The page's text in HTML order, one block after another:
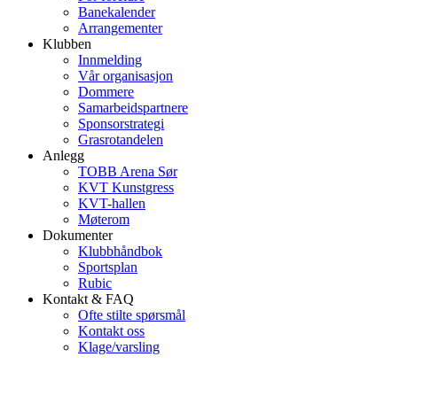
Banekalender
Arrangementer
Klubben
Innmelding
Vår organisasjon
Dommere
Samarbeidspartnere
Sponsorstrategi
Grasrotandelen
Anlegg
TOBB Arena Sør
KVT Kunstgress
KVT-hallen
Møterom
Dokumenter
Klubbhåndbok
Sportsplan
Rubic
Kontakt & FAQ
Ofte stilte spørsmål
Kontakt oss
Klage/varsling